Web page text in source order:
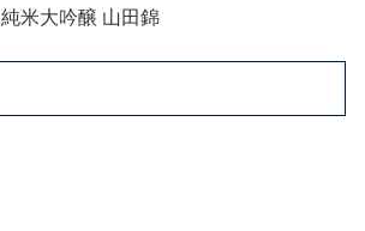
純米大吟醸 山田錦